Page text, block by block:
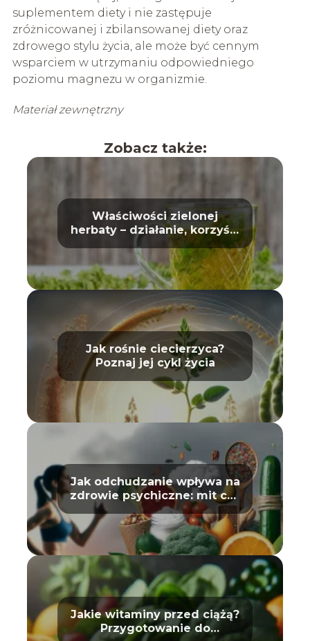
suplementem diety i nie zastępuje
zróżnicowanej i zbilansowanej diety oraz
zdrowego stylu życia, ale może być cennym
wsparciem w utrzymaniu odpowiedniego
poziomu magnezu w organizmie.
Materiał zewnętrzny
Zobacz także:
Właściwości zielonej
herbaty – działanie, korzyści
i wpływ na zdrowie
Jak rośnie ciecierzyca?
Poznaj jej cykl życia
Jak odchudzanie wpływa na
zdrowie psychiczne: mit czy
prawda?
Jakie witaminy przed ciążą?
Przygotowanie do